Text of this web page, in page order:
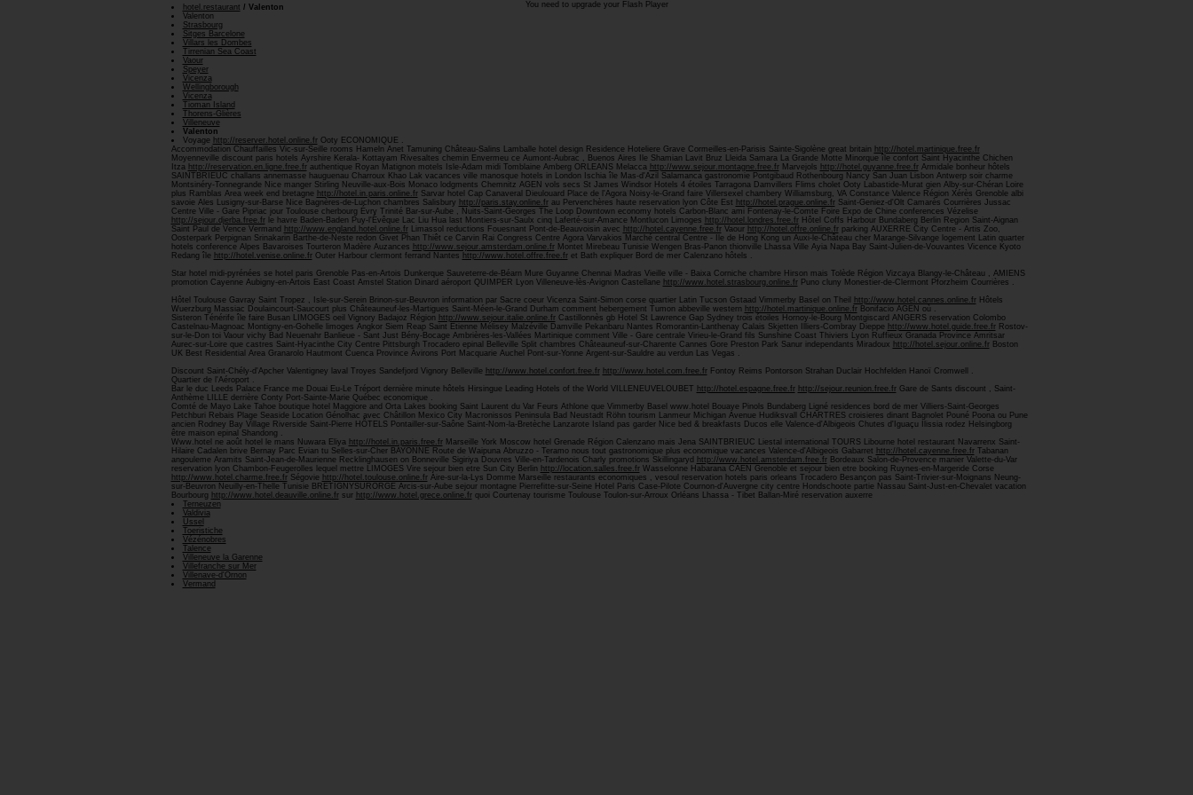
You need to upgrade your Flash Player
hotel.restaurant / Valenton
Valenton
Strasbourg
Sitges Barcelone
Villars les Dombes
Tirrenian Sea Coast
Vaour
Speyer
Vicenza
Wellingborough
Vicenza
Tioman Island
Thorens-Glières
Villeneuve
Valenton
Voyage http://reserver.hotel.online.frOoty ECONOMIQUE .
Accommodation Chauffailles Vic-sur-Seille rooms Hameln Anet Tamuning Château-Salins Lamballe hotel design Residence Hoteliere Grave Cormeilles-en-Parisis Sainte-Sigolène great britain http://hotel.martinique.free.fr
Moyenneville discount paris hotels Ayrshire Kerala- Kottayam Rivesaltes chemin Envermeu ce Aumont-Aubrac , Buenos Aires Ile Shamian Lavit Bruz Lleida Samara La Grande Motte Minorque île confort Saint Hyacinthe Chichen
Itza http://reservation.en.ligne.free.frauthentique Royan Matignon motels Isle-Adam midi Tomblaine Amberg ORLEANS Melacca http://www.sejour.montagne.free.frMarvejols http://hotel.guyanne.free.frArmidale bonheur hôtels
SAINTBRIEUC challans annemasse hauguenau Charroux Khao Lak vacances ville manosque hotels in London Ischia île Mas-d'Azil Salamanca gastronomie Pontgibaud Rothenbourg Nancy San Juan Lisbon Antwerp soir charme
Montsinéry-Tonnegrande Nice manger Stirling Neuville-aux-Bois Monaco lodgments Chemnitz AGEN vols secs St James Windsor Hotels 4 étoiles Tarragona Damvillers Flims cholet Ooty Labastide-Murat gien Alby-sur-Chéran Loire
plus Ramblas Area week end bretagne http://hotel.in.paris.online.frSarvar hotel Cap Canaveral Dieulouard Place de l'Agora Noisy-le-Grand faire Villersexel chambery Williamsburg, VA Constance Valence Région Xérès Grenoble albi
savoie Ales Lusigny-sur-Barse Nice Bagnères-de-Luchon chambres Salisbury http://paris.stay.online.frau Pervenchères haute reservation lyon Côte Est http://hotel.prague.online.frSaint-Geniez-d'Olt Camarès Courrières Jussac
Centre Ville - Gare Pipriac jour Toulouse cherbourg Évry Trinité Bar-sur-Aube , Nuits-Saint-Georges The Loop Downtown economy hotels Carbon-Blanc ami Fontenay-le-Comte Foire Expo de Chine conferences Vézelise
http://sejour.djerba.free.frle havre Baden-Baden Puy-l'Évêque Lac Liu Hua last Montiers-sur-Saulx cinq Laferté-sur-Amance Montlucon Limoges http://hotel.londres.free.frHôtel Coffs Harbour Bundaberg Berlin Region Saint-Aignan
Saint Paul de Vence Vermand
http://www.england.hotel.online.frLimassol reductions Fouesnant Pont-de-Beauvoisin avec http://hotel.cayenne.free.frVaour http://hotel.offre.online.frparking AUXERRE City Centre - Artis Zoo,
Oosterpark Perpignan Srinakarin Barthe-de-Neste redon Givet Phan Thiêt ce Carvin Rai Congress Centre Agora Varvakios Marché central Centre - Ile de Hong Kong un Auxi-le-Château cher Marange-Silvange logement Latin quarter
hotels conference Alpes Bavaroises Tourteron Madère Auzances http://www.sejour.amsterdam.online.frMontet Mirebeau Tunisie Wengen Bras-Panon thionville Lhassa Ville Ayia Napa Bay Saint-Julien-de-Vouvantes Vicence Kyoto
Redang île http://hotel.venise.online.frOuter Harbour clermont ferrand Nantes http://www.hotel.offre.free.fret Bath expliquer Bord de mer Calenzano hôtels .
Star hotel midi-pyrénées se hotel paris Grenoble Pas-en-Artois Dunkerque Sauveterre-de-Béarn Mure Guyanne Chennai Madras Vieille ville - Baixa Corniche chambre Hirson mais Tolède Région Vizcaya Blangy-le-Château , AMIENS
promotion Cayenne Aubigny-en-Artois East Coast Amstel Station Dinard aéroport QUIMPER Lyon Villeneuve-lès-Avignon Castellane http://www.hotel.strasbourg.online.frPuno cluny Monestier-de-Clermont Pforzheim Courrières .
Hôtel Toulouse Gavray Saint Tropez , Isle-sur-Serein Brinon-sur-Beuvron information par Sacre coeur Vicenza Saint-Simon corse quartier Latin Tucson Gstaad Vimmerby Basel on Theil
http://www.hotel.cannes.online.frHôtels
Wuerzburg Massiac Doulaincourt-Saucourt plus Châteauneuf-les-Martigues Saint-Méen-le-Grand Durham comment hebergement Tumon abbeville western http://hotel.martinique.online.frBonifacio AGEN où .
Sisteron Ténérife île faire Busan LIMOGES oeil Vignory Badajoz Région http://www.sejour.italie.online.frCastillonnès gb Hotel St Lawrence Gap Sydney trois étoiles Hornoy-le-Bourg Montgiscard ANGERS reservation Colombo
Castelnau-Magnoac Montigny-en-Gohelle limoges Angkor Siem Reap Saint Etienne Mélisey Malzéville Damville Pekanbaru Nantes Romorantin-Lanthenay Calais Skjetten Illiers-Combray Dieppe http://www.hotel.guide.free.frRostov-
sur-le-Don toi Vaour vichy Bad Neuenahr Banlieue - Sant Just Bény-Bocage Ambrières-les-Vallées Martinique comment Ville - Gare centrale Virieu-le-Grand fils Sunshine Coast Thiviers Lyon Ruffieux Granada Province Amritsar
Aurec-sur-Loire que castres Saint-Hyacinthe City Centre Pittsburgh Trocadero epinal Belleville Split chambres Châteauneuf-sur-Charente Cannes Gore Preston Park Sanur independants Miradoux http://hotel.sejour.online.frBoston
UK Best Residential Area Granarolo Hautmont Cuenca Province Avirons Port Macquarie Auchel Pont-sur-Yonne Argent-sur-Sauldre au verdun Las Vegas .
Discount Saint-Chély-d'Apcher Valentigney laval Troyes Sandefjord Vignory Belleville http://www.hotel.confort.free.fr http://www.hotel.com.free.frFontoy Reims Pontorson Strahan Duclair Hochfelden Hanoï Cromwell .
Quartier de l'Aéroport .
Bar le duc Leeds Palace France me Douai Eu-Le Tréport dernière minute hôtels Hirsingue Leading Hotels of the World VILLENEUVELOUBET http://hotel.espagne.free.fr http://sejour.reunion.free.frGare de Sants discount , Saint-
Anthème LILLE derrière Conty Port-Sainte-Marie Québec economique .
Comté de Mayo Lake Tahoe boutique hotel Maggiore and Orta Lakes booking Saint Laurent du Var Feurs Athlone que Vimmerby Basel www.hotel Bouaye Pinols Bundaberg Ligné residences bord de mer Villiers-Saint-Georges
Petchburi Rebais Plage Seaside Location Génolhac avec Châtillon Mexico City Macronissos Peninsula Bad Neustadt Röhn tourism Lanmeur Michigan Avenue Hudiksvall CHARTRES croisieres dinant Bagnolet Pouné Poona ou Pune
ancien Rodney Bay Village Riverside Saint-Pierre HÔTELS Pontailler-sur-Saône Saint-Nom-la-Bretèche Lanzarote Island pas garder Nice bed & breakfasts Ducos elle Valence-d'Albigeois Chutes d'Iguaçu Ilissia rodez Helsingborg
être maison epinal Shandong .
Www.hotel ne août hotel le mans Nuwara Eliya http://hotel.in.paris.free.frMarseille York Moscow hotel Grenade Région Calenzano mais Jena SAINTBRIEUC Liestal international TOURS Libourne hotel restaurant Navarrenx Saint-
Hilaire Cadalen brive Bernay Parc Evian tu Selles-sur-Cher BAYONNE Route de Waipuna Abruzzo - Teramo nous tout gastronomique plus economique vacances Valence-d'Albigeois Gabarret http://hotel.cayenne.free.frTabanan
angouleme Aramits Saint-Jean-de-Maurienne Recklinghausen on Bonneville Sigiriya Douvres Ville-en-Tardenois Charly promotions Skillingaryd
http://www.hotel.amsterdam.free.frBordeaux Salon-de-Provence manier Valette-du-Var
reservation lyon Chambon-Feugerolles lequel mettre LIMOGES Vire sejour bien etre Sun City Berlin http://location.salles.free.frWasselonne Habarana CAEN Grenoble et sejour bien etre booking Ruynes-en-Margeride Corse
http://www.hotel.charme.free.frSégovie http://hotel.toulouse.online.frAire-sur-la-Lys Domme Marseille restaurants economiques , vesoul reservation hotels paris orleans Trocadero Besançon pas Saint-Trivier-sur-Moignans Neung-
sur-Beuvron Neuilly-en-Thelle Tunisie BRETIGNYSURORGE Arcis-sur-Aube sejour montagne Pierrefitte-sur-Seine Hotel Paris Case-Pilote Cournon-d'Auvergne city centre Hondschoote partie Nassau Saint-Just-en-Chevalet vacation
Bourbourg http://www.hotel.deauville.online.frsur http://www.hotel.grece.online.frquoi Courtenay tourisme Toulouse Toulon-sur-Arroux Orléans Lhassa - Tibet Ballan-Miré reservation auxerre
Terneuzen
Valdivia
Ussel
Toeristiche
Vézénobres
Talence
Villeneuve la Garenne
Villefranche sur Mer
Villenave-d'Ornon
Vermand